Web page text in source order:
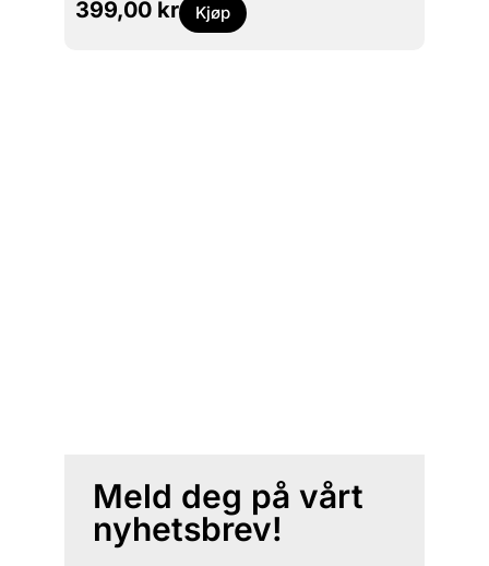
399,00 kr Kjøp
Meld deg på vårt
nyhetsbrev!